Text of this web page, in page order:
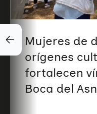
Mujeres de
orígenes
fortalecen
Boca del